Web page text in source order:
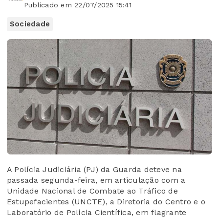
Publicado em 22/07/2025 15:41
Sociedade
A Polícia Judiciária (PJ) da Guarda deteve na
passada segunda-feira, em articulação com a
Unidade Nacional de Combate ao Tráfico de
Estupefacientes (UNCTE), a Diretoria do Centro e o
Laboratório de Polícia Científica, em flagrante